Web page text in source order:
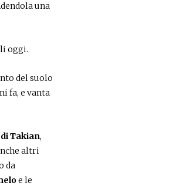
una
oggi.
del suolo
fa, e vanta
Takian,
altri
da
e le